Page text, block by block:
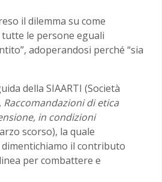
il dilemma su come
le persone eguali
adoperandosi perché “sia
della SIAARTI (Società
Raccomandazioni di etica
in condizioni
scorso), la quale
il contributo
per combattere e